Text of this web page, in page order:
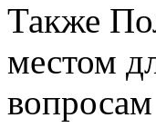
Также
местом